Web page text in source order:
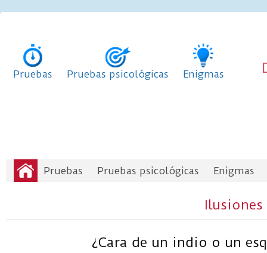
Pruebas Pruebas psicológicas Enigmas
Pruebas Pruebas psicológicas Enigmas
¿Cara de un indio o un